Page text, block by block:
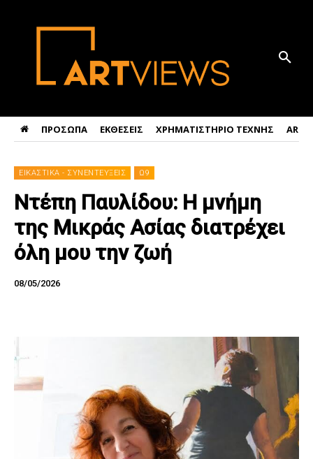
ΠΡΟΣΩΠΑ ΕΚΘΕΣΕΙΣ ΧΡΗΜΑΤΙΣΤΗΡΙΟ ΤΕΧΝΗΣ ART
ΕΙΚΑΣΤΙΚΑ - ΣΥΝΕΝΤΕΥΞΕΙΣ Ω9
Ντέπη Παυλίδου: Η μνήμη
της Μικράς Ασίας διατρέχει
όλη μου την ζωή
08/05/2026